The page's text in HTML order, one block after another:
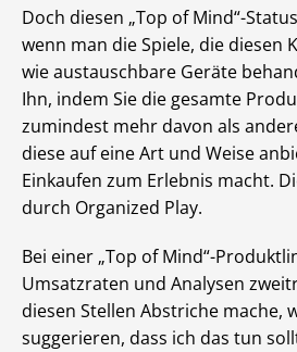
Doch diesen „Top of Mind“-
wenn man die Spiele, die diesen
wie austauschbare Geräte
Ihn, indem Sie die gesamte
zumindest mehr davon als
diese auf eine Art und Weise
Einkaufen zum Erlebnis macht.
durch Organized Play.
Bei einer „Top of Mind“-
Umsatzraten und Analysen
diesen Stellen Abstriche mache,
suggerieren, dass ich das tun